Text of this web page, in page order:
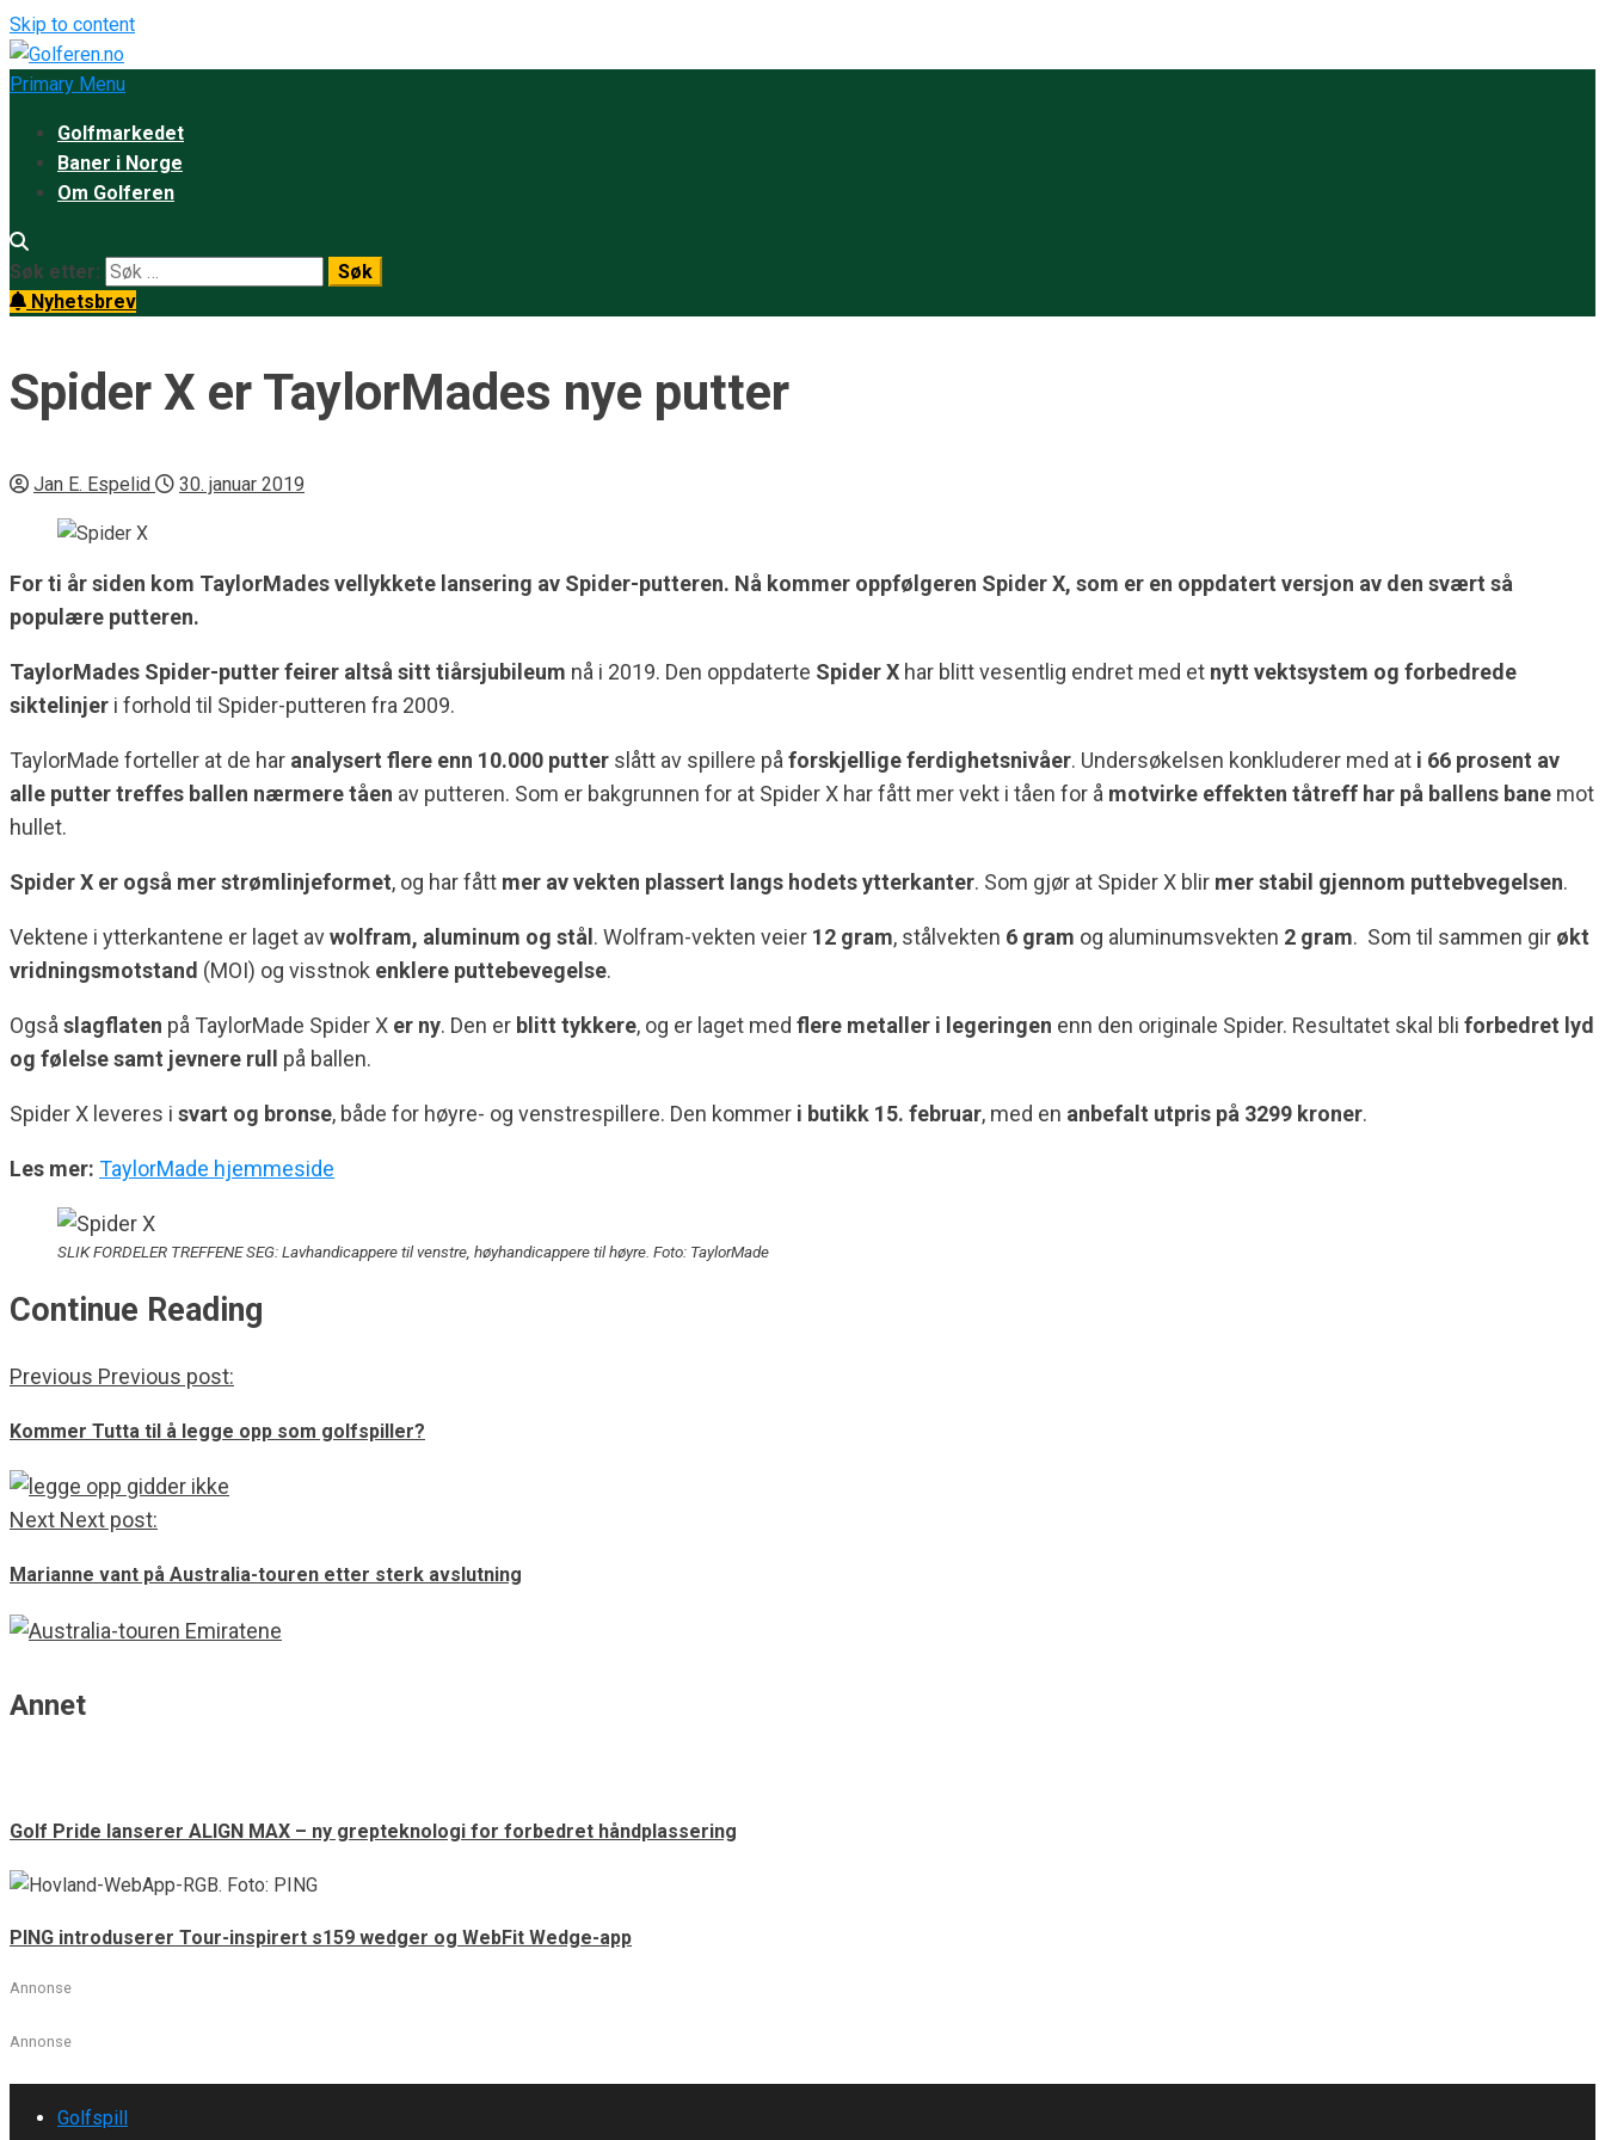
Skip to content
Primary Menu
Golfmarkedet
Baner i Norge
Om Golferen
Søk etter:
Nyhetsbrev
Spider X er TaylorMades nye putter
Jan E. Espelid 30. januar 2019
For ti år siden kom TaylorMades vellykkete lansering av Spider-putteren. Nå kommer oppfølgeren Spider X, som er en oppdatert versjon av den svært så
populære putteren.
TaylorMades Spider-putter feirer altså sitt tiårsjubileum nå i 2019. Den oppdaterte Spider X har blitt vesentlig endret med et nytt vektsystem og forbedrede
siktelinjer i forhold til Spider-putteren fra 2009.
TaylorMade forteller at de har analysert flere enn 10.000 putter slått av spillere på forskjellige ferdighetsnivåer. Undersøkelsen konkluderer med at i 66 prosent av
alle putter treffes ballen nærmere tåen av putteren. Som er bakgrunnen for at Spider X har fått mer vekt i tåen for å motvirke effekten tåtreff har på ballens bane mot
hullet.
Spider X er også mer strømlinjeformet, og har fått mer av vekten plassert langs hodets ytterkanter. Som gjør at Spider X blir mer stabil gjennom puttebvegelsen.
Vektene i ytterkantene er laget avwolfram, aluminum og stål. Wolfram-vekten veier 12 gram, stålvekten 6 gram og aluminumsvekten 2 gram. Som til sammen gir økt
vridningsmotstand (MOI) og visstnok enklere puttebevegelse.
Også slagflaten på TaylorMade Spider X er ny. Den er blitt tykkere, og er laget med flere metaller i legeringen enn den originale Spider. Resultatet skal bli forbedret lyd
og følelse samt jevnere rull på ballen.
Spider X leveres i svart og bronse, både for høyre- og venstrespillere. Den kommer i butikk 15. februar, med en anbefalt utpris på 3299 kroner.
Les mer: TaylorMade hjemmeside
SLIK FORDELER TREFFENE SEG: Lavhandicappere til venstre, høyhandicappere til høyre. Foto: TaylorMade
Continue Reading
Previous Previous post:
Kommer Tutta til å legge opp som golfspiller?
Next Next post:
Marianne vant på Australia-touren etter sterk avslutning
Annet
Golf Pride lanserer ALIGN MAX – ny grepteknologi for forbedret håndplassering
PING introduserer Tour-inspirert s159 wedger og WebFit Wedge-app
Annonse
Annonse
Golfspill